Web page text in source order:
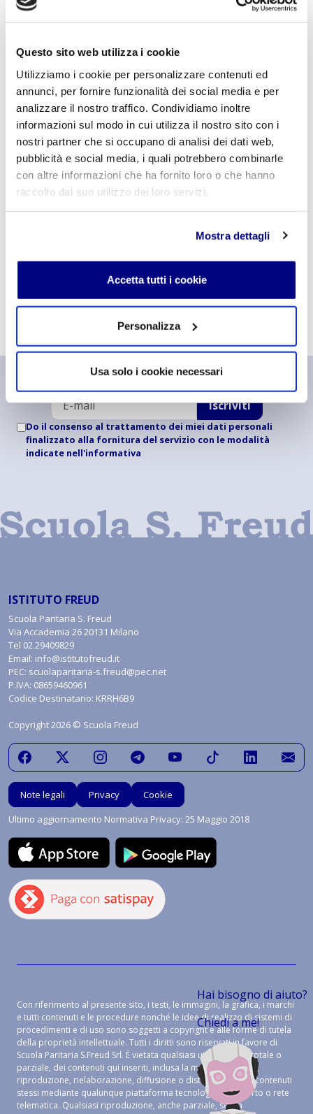
Questo sito web utilizza i cookie
Utilizziamo i cookie per personalizzare contenuti ed
annunci, per fornire funzionalità dei social media e per
analizzare il nostro traffico. Condividiamo inoltre
informazioni sul modo in cui utilizza il nostro sito con i
nostri partner che si occupano di analisi dei dati web,
pubblicità e social media, i quali potrebbero combinarle
con altre informazioni che ha fornito loro o che hanno
raccolto dal suo utilizzo dei loro servizi.
Mostra dettagli
Accetta tutti i cookie
Personalizza
Usa solo i cookie necessari
E-mail*
Commento *
Acconsento al trattamento deidati personali
INVIA COMMENTO
Hai bisogno di aiuto?
Chiedi a me!
Resta aggiornato
Iscriviti
Do il consenso al trattamento dei miei dati personali
finalizzato alla fornitura del servizio con le modalità
indicate nell'informativa
ISTITUTO FREUD
Scuola Paritaria S. Freud
Via Accademia 26 20131 Milano
Tel 02.29409829
Email: info@istitutofreud.it
PEC: scuolaparitaria-s.freud@pec.net
P.IVA: 08659460961
Codice Destinatario: KRRH6B9
Copyright 2026 © Scuola Freud
Note legali Privacy
Cookie
Ultimo aggiornamento Normativa Privacy: 25 Maggio 2018
Con riferimento al presente sito, i testi, le immagini, la grafica, i marchi
e tutti contenuti e le procedure nonché le idee di realizzo di sistemi di
procedimenti e di uso sono soggetti a copyright e alle forme di tutela
della proprietà intellettuale. Tutti i diritti sono riservati in favore di
Scuola Paritaria S.Freud Srl. È vietata qualsiasi utilizzazione, totale o
parziale, dei contenuti qui inseriti, inclusa la memorizzazione,
riproduzione, rielaborazione, diffusione o distribuzione dei contenuti
stessi mediante qualunque piattaforma tecnologica, supporto o rete
telematica. Qualsiasi riproduzione, anche parziale, senza